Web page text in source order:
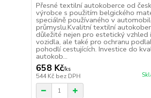
Přesné textilní autokoberce od
výrobce s použitím belgického
speciálně používaného v
průmyslu.Kvalitní textilní
důležité nejen pro estetický vzhled
vozidla, ale také pro ochranu
pohodlí cestujících. Investice do
autokob...
658 Kč/ks
544 Kč bez DPH